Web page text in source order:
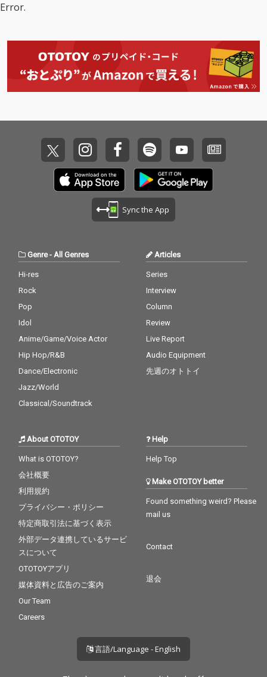
Error.
Sync the App
Genre-All Genres
Hi-res
Rock
Pop
Idol
Anime/Game/Voice Actor
Hip Hop/R&B
Dance/Electronic
Jazz/World
Classical/Soundtrack
Articles
Series
Interview
Column
Review
Live Report
Audio Equipment
先週のオトトイ
About OTOTOY
What is OTOTOY?
会社概要
利用規約
プライバシー・ポリシー
特定商取引法に基づく表示
外部データ連携しているサービ
スについて
OTOTOYアプリ
媒体資料と広告のご案内
Our Team
Careers
Help
Help Top
Make OTOTOY better
Found something weird? Please
mail us
Contact
退会
言語/Language - English